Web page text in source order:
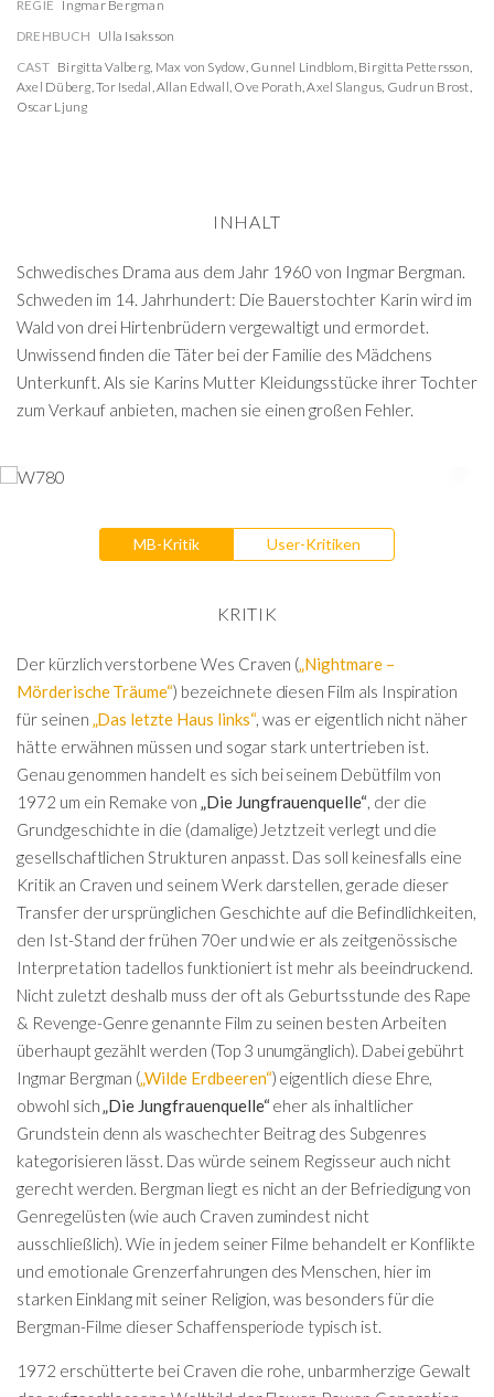
REGIE Ingmar Bergman
DREHBUCH Ulla Isaksson
CAST Birgitta Valberg, Max von Sydow, Gunnel Lindblom, Birgitta Pettersson,
Axel Düberg,Tor Isedal,Allan Edwall, Ove Porath,Axel Slangus, Gudrun Brost,
Oscar Ljung
INHALT
Schwedisches Drama aus dem Jahr 1960 von Ingmar Bergman.
Schweden im 14. Jahrhundert: Die Bauerstochter Karin wird im
Wald von drei Hirtenbrüdern vergewaltigt und ermordet.
Unwissend finden die Täter bei der Familie des Mädchens
Unterkunft. Als sie Karins Mutter Kleidungsstücke ihrer Tochter
zum Verkauf anbieten, machen sie einen großen Fehler.
MB-Kritik User-Kritiken
KRITIK
Der kürzlich verstorbene Wes Craven ( „Nightmare –
Mörderische Träume“) bezeichnete diesen Film als Inspiration
für seinen „Das letzte Haus links“, was er eigentlich nicht näher
hätte erwähnen müssen und sogar stark untertrieben ist.
Genau genommen handelt es sich bei seinem Debütfilm von
1972 um ein Remake von „Die Jungfrauenquelle“, der die
Grundgeschichte in die (damalige) Jetztzeit verlegt und die
gesellschaftlichen Strukturen anpasst. Das soll keinesfalls eine
Kritik an Craven und seinem Werk darstellen, gerade dieser
Transfer der ursprünglichen Geschichte auf die Befindlichkeiten,
den Ist-Stand der frühen 70er und wie er als zeitgenössische
Interpretation tadellos funktioniert ist mehr als beeindruckend.
Nicht zuletzt deshalb muss der oft als Geburtsstunde des Rape
& Revenge-Genre genannte Film zu seinen besten Arbeiten
überhaupt gezählt werden (Top 3 unumgänglich). Dabei gebührt
Ingmar Bergman ( „Wilde Erdbeeren“) eigentlich diese Ehre,
obwohl sich „Die Jungfrauenquelle“eher als inhaltlicher
Grundstein denn als waschechter Beitrag des Subgenres
kategorisieren lässt. Das würde seinem Regisseur auch nicht
gerecht werden. Bergman liegt es nicht an der Befriedigung von
Genregelüsten (wie auch Craven zumindest nicht
ausschließlich). Wie in jedem seiner Filme behandelt er Konflikte
und emotionale Grenzerfahrungen des Menschen, hier im
starken Einklang mit seiner Religion, was besonders für die
Bergman-Filme dieser Schaffensperiode typisch ist.
1972 erschütterte bei Craven die rohe, unbarmherzige Gewalt